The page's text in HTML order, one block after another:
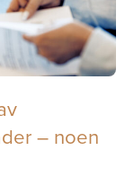
– noen